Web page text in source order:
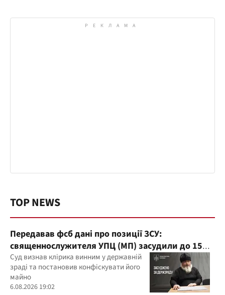
TOP NEWS
Передавав фсб дані про позиції ЗСУ:
священнослужителя УПЦ (МП) засудили до 15
років
Суд визнав клірика винним у державній
зраді та постановив конфіскувати його
майно
6.08.2026 19:02